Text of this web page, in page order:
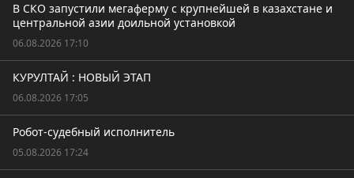
В СКО запустили мегаферму с крупнейшей в казахстане и
центральной азии доильной установкой
06.08.2026 17:10
КУРУЛТАЙ : НОВЫЙ ЭТАП
06.08.2026 17:05
Робот-судебный исполнитель
05.08.2026 17:24